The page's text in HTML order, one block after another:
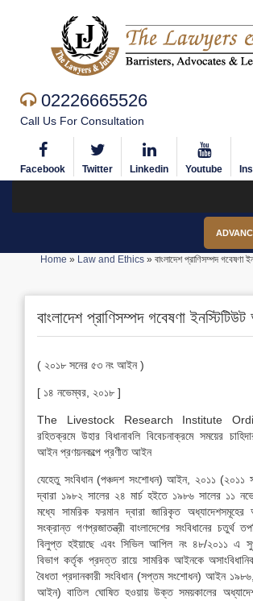
02226665526
Call Us For Consultation
Facebook Twitter Linkedin Youtube
Home » Law and Ethics » বাংলাদেশ প্রাণিসম্পদ গবেষণা
বাংলাদেশ প্রাণিসম্পদ গবেষণা
( ২০১৮ সনের ৫৩ নং আইন )
[ ১৪ নভেম্বর, ২০১৮ ]
The Livestock Research Institute
রহিতক্রমে উহার বিধানাবলি বিবেচনাক্রমে সময়ের
আইন প্রণয়নকল্পে প্রণীত আইন
যেহেতু সংবিধান (পঞ্চদশ সংশোধন) আইন, ২০১১
দ্বারা ১৯৮২ সালের ২৪ মার্চ হইতে ১৯৮৬ সালের ১১
মধ্যে সামরিক ফরমান দ্বারা জারিকৃত
সংক্রান্ত গণপ্রজাতন্ত্রী বাংলাদেশের সংবিধানের চতুর্থ
বিলুপ্ত হইয়াছে এবং সিভিল আপিল নং ৪৮/২০১১ এ
বিভাগ কর্তৃক প্রদত্ত রায়ে সামরিক আইনকে
বৈধতা প্রদানকারী সংবিধান (সপ্তম সংশোধন) আইন
আইন) বাতিল ঘোষিত হওয়ায় উক্ত সময়কালের